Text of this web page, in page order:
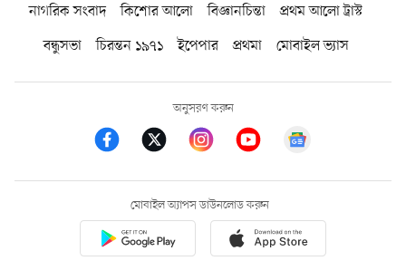
নাগরিক সংবাদ কিশোর আলো বিজ্ঞানচিন্তা
প্রথম আলো ট্রাস্ট
বন্ধুসভা
চিরন্তন ১৯৭১ ইপেপার প্রথমা মোবাইল ভ্যাস
অনুসরণ করুন
মোবাইল অ্যাপস ডাউনলোড করুন